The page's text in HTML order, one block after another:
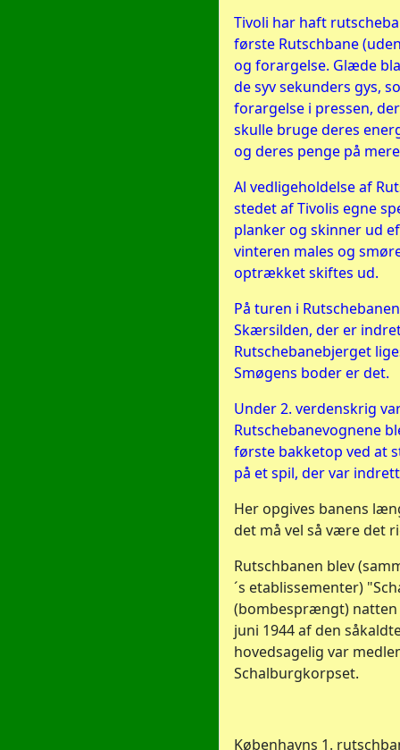
Tivoli har haft
første Rutschbane
og forargelse. Glæde
de syv sekunders gys,
forargelse i pressen,
skulle bruge deres
og deres penge på
Al vedligeholdelse af
stedet af Tivolis egne
planker og skinner ud
vinteren males og
optrækket skiftes ud.
På turen i
Skærsilden, der er
Rutschebanebjerget
Smøgens boder er det.
Under 2. verdenskrig
Rutschebanevognene
første bakketop ved at
på et spil, der var
Her opgives banens
det må vel så være det
Rutschbanen blev
´s etablissementer)
(bombesprængt) natten
juni 1944 af den
hovedsagelig var
Schalburgkorpset.
Københavns 1.